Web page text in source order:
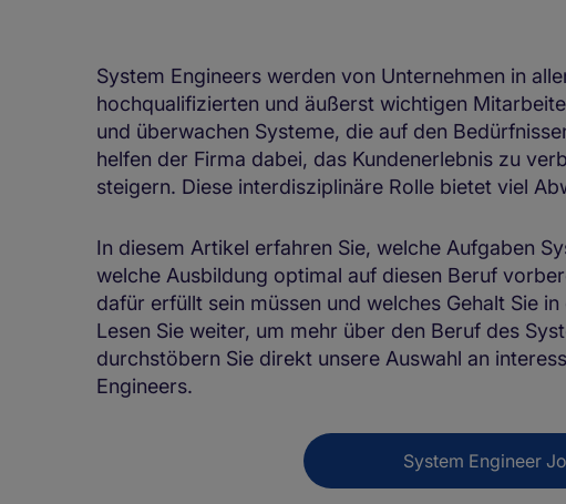
System Engineers werden von Unternehmen in
hochqualifizierten und äußerst wichtigen
und überwachen Systeme, die auf den
helfen der Firma dabei, das Kundenerlebnis zu
steigern. Diese interdisziplinäre Rolle bietet viel
In diesem Artikel erfahren Sie, welche Aufgaben
welche Ausbildung optimal auf diesen Beruf
dafür erfüllt sein müssen und welches Gehalt Sie
Lesen Sie weiter, um mehr über den Beruf des
durchstöbern Sie direkt unsere Auswahl an
Engineers.
System Engineer